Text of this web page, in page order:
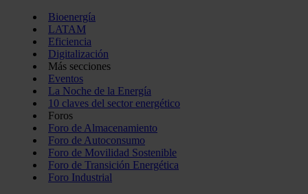
Bioenergía
LATAM
Eficiencia
Digitalización
Más secciones
Eventos
La Noche de la Energía
10 claves del sector energético
Foros
Foro de Almacenamiento
Foro de Autoconsumo
Foro de Movilidad Sostenible
Foro de Transición Energética
Foro Industrial